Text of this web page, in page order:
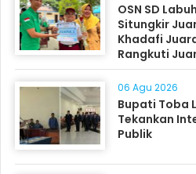
OSN SD
Situngkir
Khadafi
Rangkuti
06 Agu 2026
Bupati Toba
Tekankan
Publik